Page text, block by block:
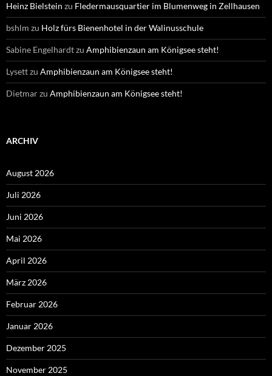
Heinz Bielstein zu Fledermausquartier im Blumenweg in Zellhausen
bshlm zu Holz fürs Bienenhotel in der Walinusschule
Sabine Engelhardtzu Amphibienzaun am Königsee steht!
Lysettzu Amphibienzaun am Königsee steht!
Dietmarzu Amphibienzaun am Königsee steht!
ARCHIV
August 2026
Juli 2026
Juni 2026
Mai 2026
April 2026
März 2026
Februar 2026
Januar 2026
Dezember 2025
November 2025